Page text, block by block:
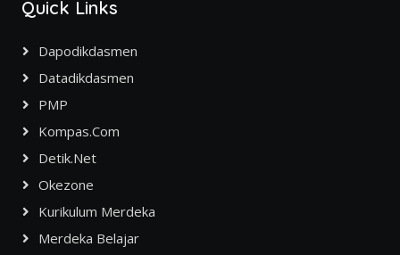
Quick Links
Dapodikdasmen
Datadikdasmen
PMP
Kompas.com
Detik.net
Okezone
Kurikulum Merdeka
Merdeka Belajar